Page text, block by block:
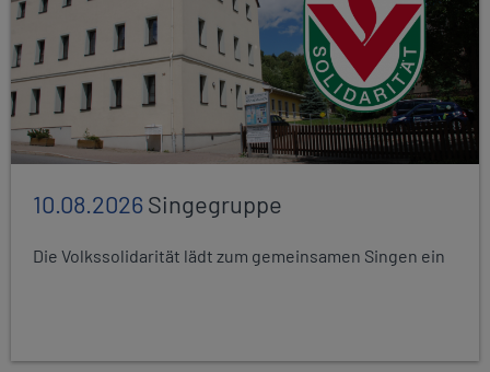
10.08.2026Singegruppe
Die Volkssolidarität lädt zum gemeinsamen Singen ein